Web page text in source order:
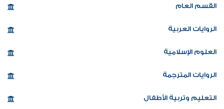
القسم العام
الروايات العربية
العلوم الإسلامية
الروايات المترجمة
التعليم وتربية الأطفال